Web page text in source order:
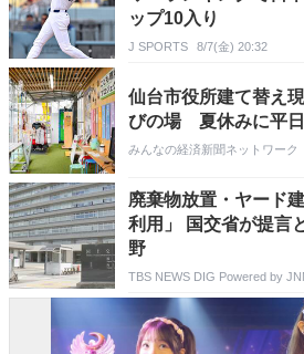
ップ10入り
J SPORTS 8/7(金) 20:32
仙台市役所建て替え
びの場 夏休みに平日
みんなの経済新聞ネットワーク
廃棄物放置・ヤード
利用」 国交省が提
野
TBS NEWS DIG Powered by